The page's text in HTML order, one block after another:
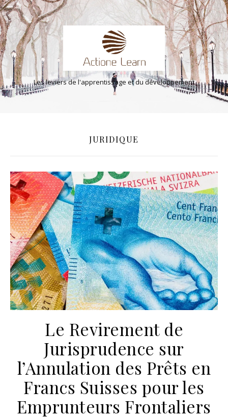
Les leviers de l'apprentissage et du développement
JURIDIQUE
Le Revirement de
Jurisprudence sur
l’Annulation des Prêts en
Francs Suisses pour les
Emprunteurs Frontaliers